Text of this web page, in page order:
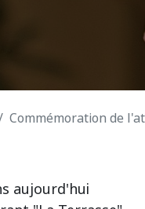
Commémoration de
aujourd'hui